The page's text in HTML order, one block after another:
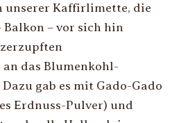
unserer Kaffirlimette, die
– vor sich hin
das Blumenkohl-
gab es mit Gado-Gado
Erdnuss-Pulver) und